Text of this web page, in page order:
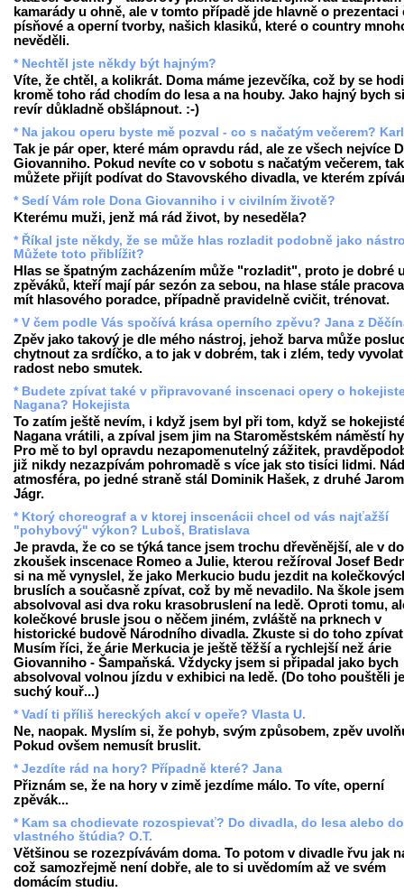
kamarády u ohně, ale v tomto případě jde hlavně o prezentaci
písňové a operní tvorby, našich klasiků, které o country
nevěděli.
* Nechtěl jste někdy být hajným?
Víte, že chtěl, a kolikrát. Doma máme jezevčíka, což by se
kromě toho rád chodím do lesa a na houby. Jako hajný bych
revír důkladně obšlápnout. :-)
* Na jakou operu byste mě pozval - co s načatým večerem?
Tak je pár oper, které mám opravdu rád, ale ze všech nejvíce
Giovanniho. Pokud nevíte co v sobotu s načatým večerem,
můžete přijít podívat do Stavovského divadla, ve kterém
* Sedí Vám role Dona Giovanniho i v civilním životě?
Kterému muži, jenž má rád život, by neseděla?
* Říkal jste někdy, že se může hlas rozladit podobně jako
Můžete toto přiblížit?
Hlas se špatným zacházením může "rozladit", proto je dobré
zpěváků, kteří mají pár sezón za sebou, na hlase stále
mít hlasového poradce, případně pravidelně cvičit, trénovat.
* V čem podle Vás spočívá krása operního zpěvu? Jana z
Zpěv jako takový je dle mého nástroj, jehož barva může
chytnout za srdíčko, a to jak v dobrém, tak i zlém, tedy vyvolat
radost nebo smutek.
* Budete zpívat také v připravované inscenaci opery o
Nagana? Hokejista
To zatím ještě nevím, i když jsem byl při tom, když se
Nagana vrátili, a zpíval jsem jim na Staroměstském náměstí
Pro mě to byl opravdu nezapomenutelný zážitek,
již nikdy nezazpívám pohromadě s více jak sto tisíci lidmi.
atmosféra, po jedné straně stál Dominik Hašek, z druhé
Jágr.
* Ktorý choreograf a v ktorej inscenácii chcel od vás najťažší
"pohybový" výkon? Luboš, Bratislava
Je pravda, že co se týká tance jsem trochu dřevěnější, ale v
zkoušek inscenace Romeo a Julie, kterou režíroval Josef
si na mě vynyslel, že jako Merkucio budu jezdit na
bruslích a současně zpívat, což by mě nevadilo. Na škole jsem
absolvoval asi dva roku krasobruslení na ledě. Oproti tomu,
kolečkové brusle jsou o něčem jiném, zvláště na prknech v
historické budově Národního divadla. Zkuste si do toho
Musím říci, že árie Merkucia je ještě těžší a rychlejší než árie
Giovanniho - Šampaňská. Vždycky jsem si připadal jako bych
absolvoval volnou jízdu v exhibici na ledě. (Do toho pouštěli
suchý kouř...)
* Vadí ti příliš hereckých akcí v opeře? Vlasta U.
Ne, naopak. Myslím si, že pohyb, svým způsobem, zpěv
Pokud ovšem nemusít bruslit.
* Jezdíte rád na hory? Případně které? Jana
Přiznám se, že na hory v zimě jezdíme málo. To víte, operní
zpěvák...
* Kam sa chodievate rozospievať? Do divadla, do lesa alebo do
vlastného štúdia? O.T.
Většinou se rozezpívávám doma. To potom v divadle řvu jak
což samozřejmě není dobře, ale to si uvědomím až ve svém
domácím studiu.